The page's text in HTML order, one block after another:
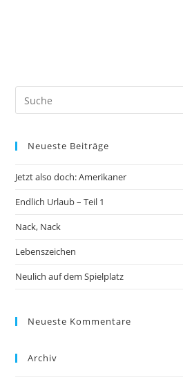
Neueste Beiträge
Jetzt also doch: Amerikaner
Endlich Urlaub – Teil 1
Nack, Nack
Lebenszeichen
Neulich auf dem Spielplatz
Neueste Kommentare
Archiv